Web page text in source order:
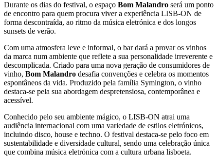
Durante os dias do festival, o espaço Bom Malandro será um ponto
de encontro para quem procura viver a experiência LISB-ON de
forma descontraída, ao ritmo da música eletrónica e dos longos
sunsets de verão.
Com uma atmosfera leve e informal, o bar dará a provar os vinhos
da marca num ambiente que reflete a sua personalidade irreverente e
descomplicada. Criado para uma nova geração de consumidores de
vinho, Bom Malandro desafia convenções e celebra os momentos
espontâneos da vida. Produzido pela família Symington, o vinho
destaca-se pela sua abordagem despretensiosa, contemporânea e
acessível.
Conhecido pelo seu ambiente mágico, o LISB-ON atrai uma
audiência internacional com uma variedade de estilos eletrónicos,
incluindo disco, house e techno. O festival destaca-se pelo foco em
sustentabilidade e diversidade cultural, sendo uma celebração única
que combina música eletrónica com a cultura urbana lisboeta.